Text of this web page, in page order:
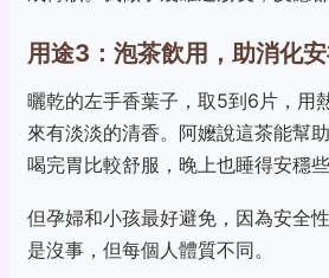
用途3：泡茶飲用，助消化
曬乾的左手香葉子，取5到6片，用
來有淡淡的清香。阿嬤說這茶能幫
喝完胃比較舒服，晚上也睡得安穩些
但孕婦和小孩最好避免，因為安全
是沒事，但每個人體質不同。